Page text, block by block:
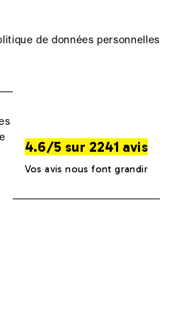
de données personnelles
4.6/5 sur 2241 avis
Vos avis nous font grandir